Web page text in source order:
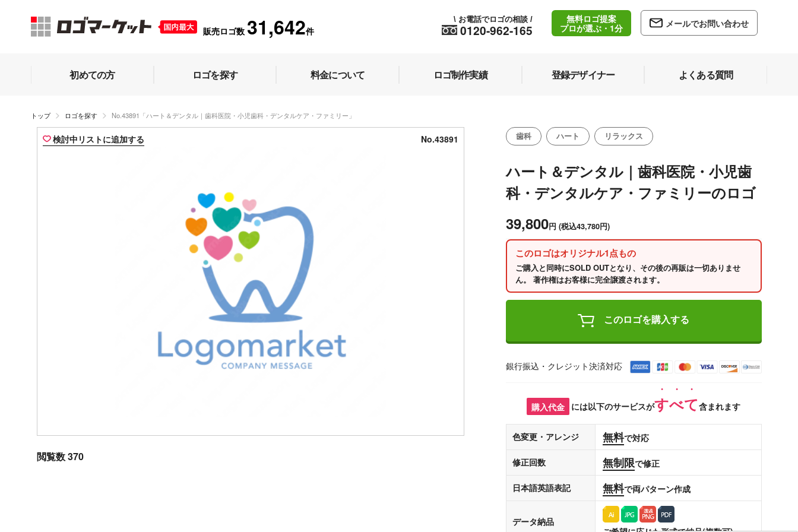
販売ロゴ数 31,642件 0120-962-165
\ お電話でロゴの相談 /
無料ロゴ提案
プロが選ぶ・1分
メールでお問い合わせ
初めての方 ロゴを探す 料金について ロゴ制作実績 登録デザイナー よくある質問
トップ ロゴを探す No.43891「ハート＆デンタル｜歯科医院・小児歯科・デンタルケア・ファミリー」
検討中リストに追加する No.43891
閲覧数 370
歯科 ハート リラックス
ハート＆デンタル｜歯科医院・小児歯
科・デンタルケア・ファミリーのロゴ
39,800円 (税込43,780円)
このロゴはオリジナル1点もの
ご購入と同時にSOLD OUTとなり、その後の再販は一切ありませ
ん。 著作権はお客様に完全譲渡されます。
このロゴを購入する
銀行振込・クレジット決済対応
購入代金 には以下のサービスがすべて含まれます
色変更・アレンジ 無料で対応
修正回数 無制限で修正
日本語英語表記 無料で両パターン作成
データ納品